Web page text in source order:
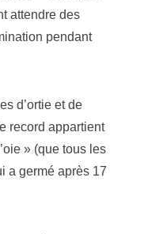
attendre des
pendant
d’ortie et de
record appartient
» (que tous les
a germé après 17